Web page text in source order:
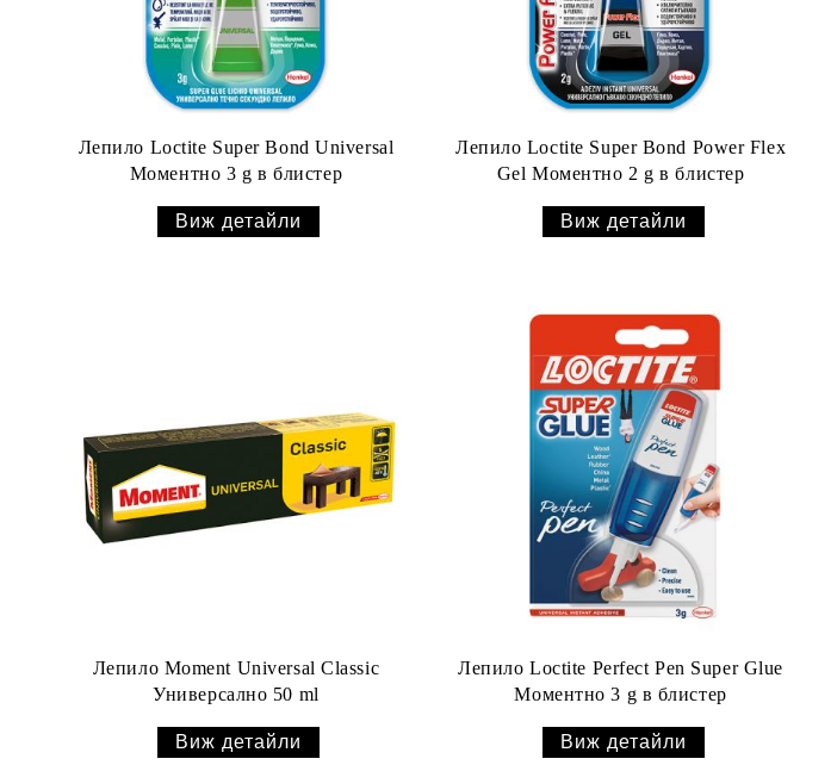
Лепило Loctite Super Bond Universal
Моментно 3 g в блистер
Виж детайли
Лепило Loctite Super Bond Power Flex
Gel Моментно 2 g в блистер
Виж детайли
Лепило Moment Universal Classic
Универсално 50 ml
Виж детайли
Лепило Loctite Perfect Pen Super Glue
Моментно 3 g в блистер
Виж детайли